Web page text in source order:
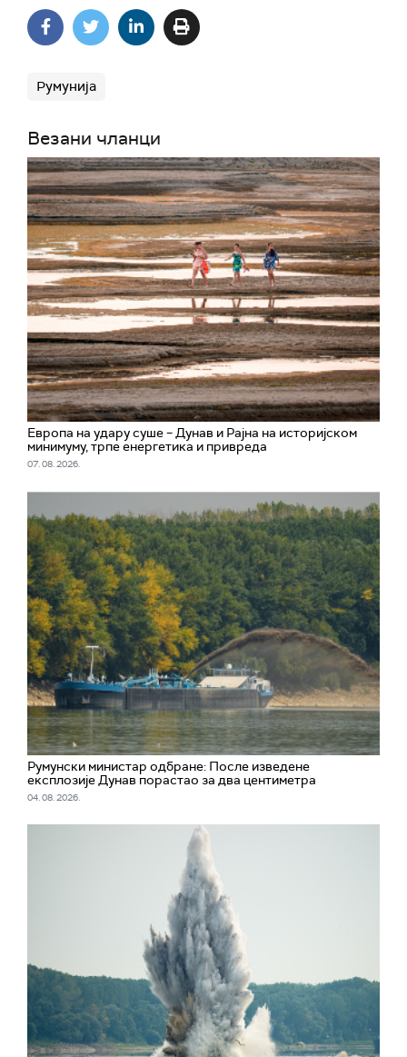
Румунија
Везани чланци
Европа на удару суше – Дунав и Рајна на историјском
минимуму, трпе енергетика и привреда
07. 08. 2026.
Румунски министар одбране: После изведене
експлозије Дунав порастао за два центиметра
04. 08. 2026.